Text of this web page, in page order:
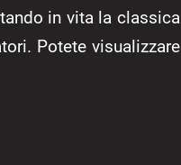
in vita la classica
Potete visualizzare